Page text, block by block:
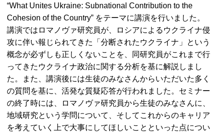
“What Unites Ukraine: Subnational Contribution to the
Cohesion of the Country” をテーマに講演を行いました。
講演ではロマノヴァ研究員が、ロシアによるウクライナ侵
攻に伴い報じられてきた「分断されたウクライナ」という
概念が必ずしも正しくないことを、同研究員がこれまで行
ってきたウクライナ政治に関する分析を基に解説しまし
た。また、講演後には生徒のみなさんからいただいた多く
の質問を基に、活発な質疑応答が行われました。セミナー
の終了時には、ロマノヴァ研究員から生徒のみなさんに、
地域研究という学問について、そしてこれからのキャリア
を考えていく上で大事にしてほしいことといった点につい